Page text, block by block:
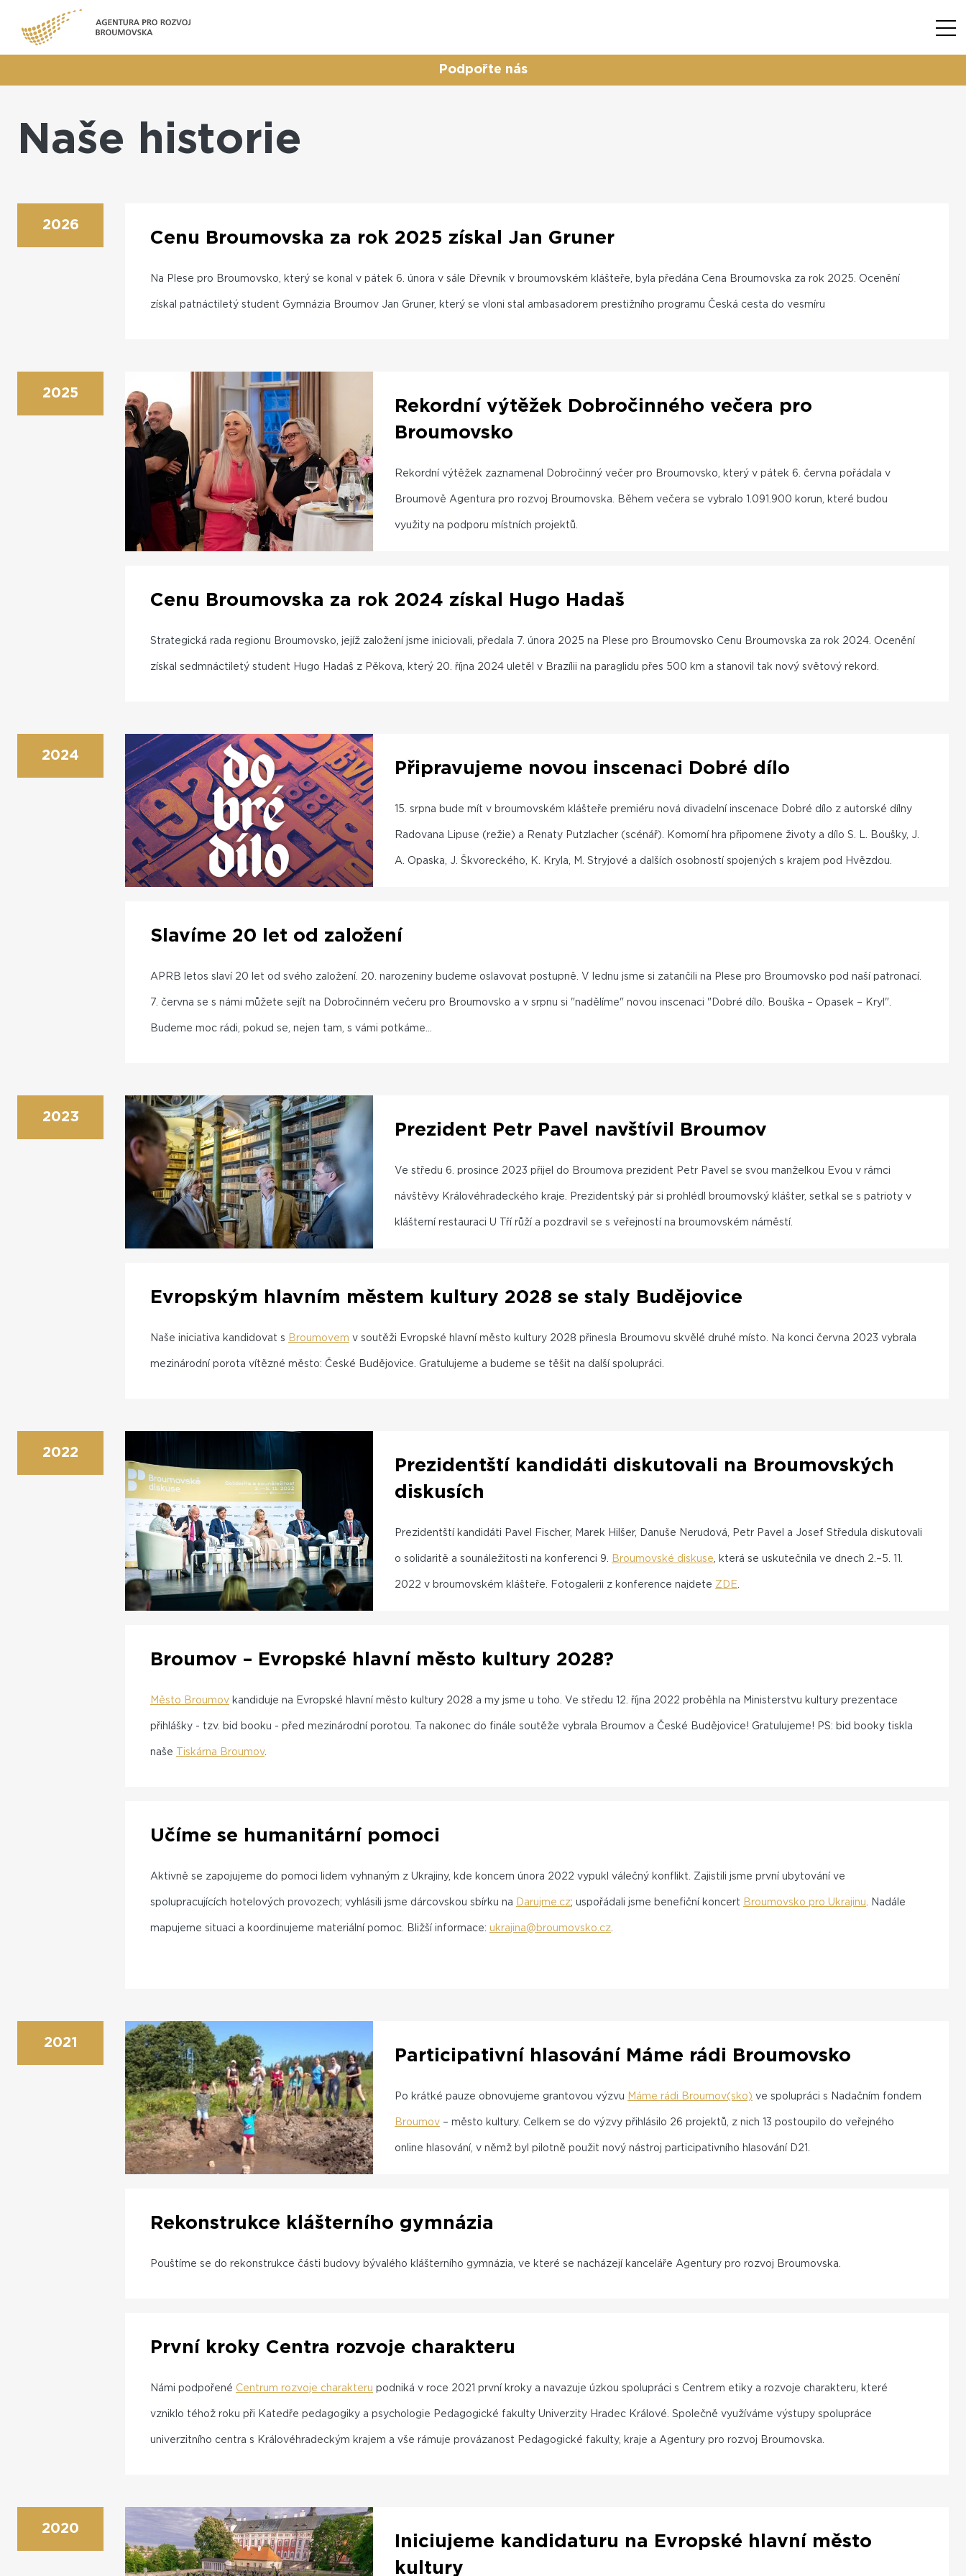
Naše historie
2026
Cenu Broumovska za rok 2025 získal Jan Gruner
Na Plese pro Broumovsko, který se konal v pátek 6. února v sále Dřevník v broumovském klášteře, byla předána Cena Broumovska za rok 2025. Ocenění
získal patnáctiletý student Gymnázia Broumov Jan Gruner, který se vloni stal ambasadorem prestižního programu Česká cesta do vesmíru
2025
Rekordní výtěžek Dobročinného večera pro
Broumovsko
Rekordní výtěžek zaznamenal Dobročinný večer pro Broumovsko, který v pátek 6. června pořádala v
Broumově Agentura pro rozvoj Broumovska. Během večera se vybralo 1.091.900 korun, které budou
využity na podporu místních projektů.
Cenu Broumovska za rok 2024 získal Hugo Hadaš
Strategická rada regionu Broumovsko, jejíž založení jsme iniciovali, předala 7. února 2025 na Plese pro Broumovsko Cenu Broumovska za rok 2024. Ocenění
získal sedmnáctiletý student Hugo Hadaš z Pěkova, který 20. října 2024 uletěl v Brazílii na paraglidu přes 500 km a stanovil tak nový světový rekord.
2024
Připravujeme novou inscenaci Dobré dílo
15. srpna bude mít v broumovském klášteře premiéru nová divadelní inscenace Dobré dílo z autorské dílny
Radovana Lipuse (režie) a Renaty Putzlacher (scénář). Komorní hra připomene životy a dílo S. L. Boušky, J.
A. Opaska, J. Škvoreckého, K. Kryla, M. Stryjové a dalších osobností spojených s krajem pod Hvězdou.
Slavíme 20 let od založení
APRB letos slaví 20 let od svého založení. 20. narozeniny budeme oslavovat postupně. V lednu jsme si zatančili na Plese pro Broumovsko pod naší patronací.
7. června se s námi můžete sejít na Dobročinném večeru pro Broumovsko a v srpnu si "nadělíme" novou inscenaci "Dobré dílo. Bouška – Opasek – Kryl".
Budeme moc rádi, pokud se, nejen tam, s vámi potkáme...
2023
Prezident Petr Pavel navštívil Broumov
Ve středu 6. prosince 2023 přijel do Broumova prezident Petr Pavel se svou manželkou Evou v rámci
návštěvy Královéhradeckého kraje. Prezidentský pár si prohlédl broumovský klášter, setkal se s patrioty v
klášterní restauraci U Tří růží a pozdravil se s veřejností na broumovském náměstí.
Evropským hlavním městem kultury 2028 se staly Budějovice
Naše iniciativa kandidovat s Broumovem v soutěži Evropské hlavní město kultury 2028 přinesla Broumovu skvělé druhé místo. Na konci června 2023 vybrala
mezinárodní porota vítězné město: České Budějovice. Gratulujeme a budeme se těšit na další spolupráci.
2022
Prezidentští kandidáti diskutovali na Broumovských
diskusích
Prezidentští kandidáti Pavel Fischer, Marek Hilšer, Danuše Nerudová, Petr Pavel a Josef Středula diskutovali
o solidaritě a sounáležitosti na konferenci 9. Broumovské diskuse, která se uskutečnila ve dnech 2.–5. 11.
2022 v broumovském klášteře. Fotogalerii z konference najdete ZDE.
Broumov – Evropské hlavní město kultury 2028?
Město Broumov kandiduje na Evropské hlavní město kultury 2028 a my jsme u toho. Ve středu 12. října 2022 proběhla na Ministerstvu kultury prezentace
přihlášky - tzv. bid booku - před mezinárodní porotou. Ta nakonec do finále soutěže vybrala Broumov a České Budějovice! Gratulujeme! PS: bid booky tiskla
naše Tiskárna Broumov.
Učíme se humanitární pomoci
Aktivně se zapojujeme do pomoci lidem vyhnaným z Ukrajiny, kde koncem února 2022 vypukl válečný konflikt. Zajistili jsme první ubytování ve
spolupracujících hotelových provozech; vyhlásili jsme dárcovskou sbírku na Darujme.cz; uspořádali jsme benefiční koncert Broumovsko pro Ukrajinu. Nadále
mapujeme situaci a koordinujeme materiální pomoc. Bližší informace: ukrajina@broumovsko.cz.
2021
Participativní hlasování Máme rádi Broumovsko
Po krátké pauze obnovujeme grantovou výzvu Máme rádi Broumov(sko) ve spolupráci s Nadačním fondem
Broumov – město kultury. Celkem se do výzvy přihlásilo 26 projektů, z nich 13 postoupilo do veřejného
online hlasování, v němž byl pilotně použit nový nástroj participativního hlasování D21.
Rekonstrukce klášterního gymnázia
Pouštíme se do rekonstrukce části budovy bývalého klášterního gymnázia, ve které se nacházejí kanceláře Agentury pro rozvoj Broumovska.
První kroky Centra rozvoje charakteru
Námi podpořené Centrum rozvoje charakteru podniká v roce 2021 první kroky a navazuje úzkou spolupráci s Centrem etiky a rozvoje charakteru, které
vzniklo téhož roku při Katedře pedagogiky a psychologie Pedagogické fakulty Univerzity Hradec Králové. Společně využíváme výstupy spolupráce
univerzitního centra s Královéhradeckým krajem a vše rámuje provázanost Pedagogické fakulty, kraje a Agentury pro rozvoj Broumovska.
2020
Iniciujeme kandidaturu na Evropské hlavní město
kultury
Podpořte nás